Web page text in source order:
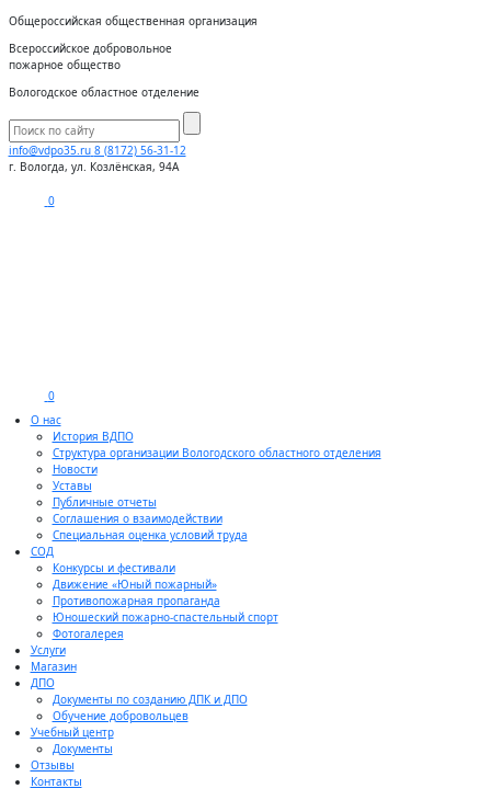
Общероссийская общественная организация
Всероссийское добровольное
пожарное общество
Вологодское областное отделение
info@vdpo35.ru 8 (8172) 56-31-12
г. Вологда, ул. Козлёнская, 94А
0
0
О нас
История ВДПО
Структура организации Вологодского областного отделения
Новости
Уставы
Публичные отчеты
Соглашения о взаимодействии
Специальная оценка условий труда
СОД
Конкурсы и фестивали
Движение «Юный пожарный»
Противопожарная пропаганда
Юношеский пожарно-спастельный спорт
Фотогалерея
Услуги
Магазин
ДПО
Документы по созданию ДПК и ДПО
Обучение добровольцев
Учебный центр
Документы
Отзывы
Контакты